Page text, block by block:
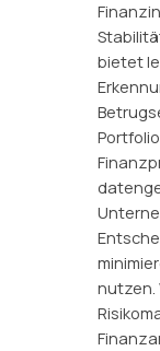
bietet
nutzen.